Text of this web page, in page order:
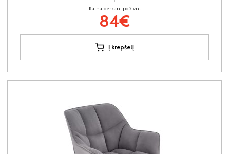
Kaina perkant po 2 vnt
84€
Į krepšelį